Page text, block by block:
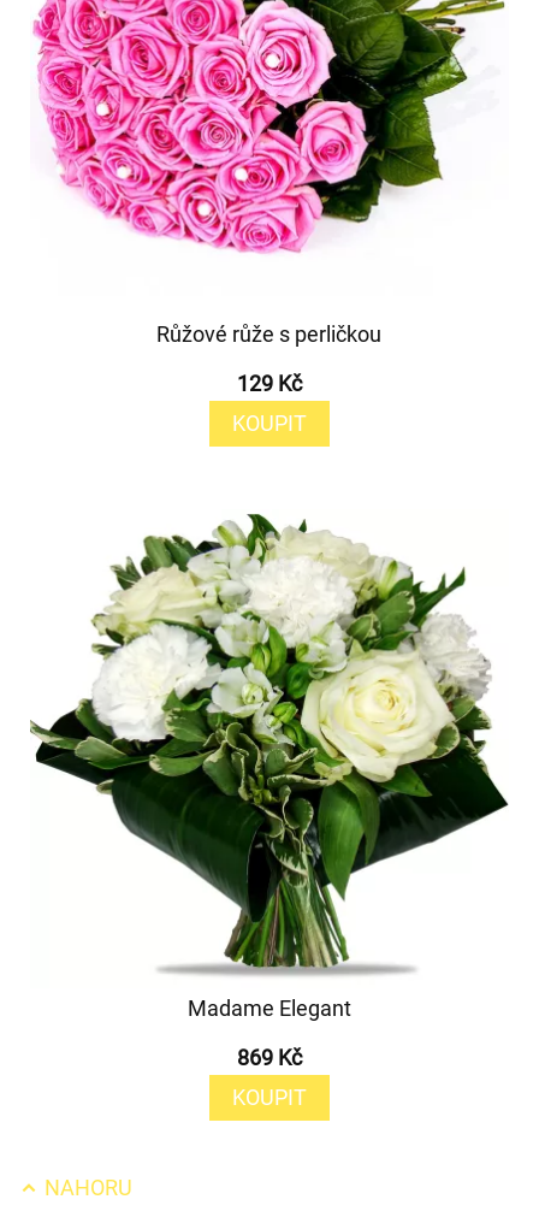
Růžové růže s perličkou
129 Kč
KOUPIT
Madame Elegant
869 Kč
KOUPIT
NAHORU